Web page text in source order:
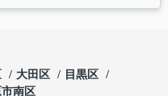
大田区
目黒区
南区